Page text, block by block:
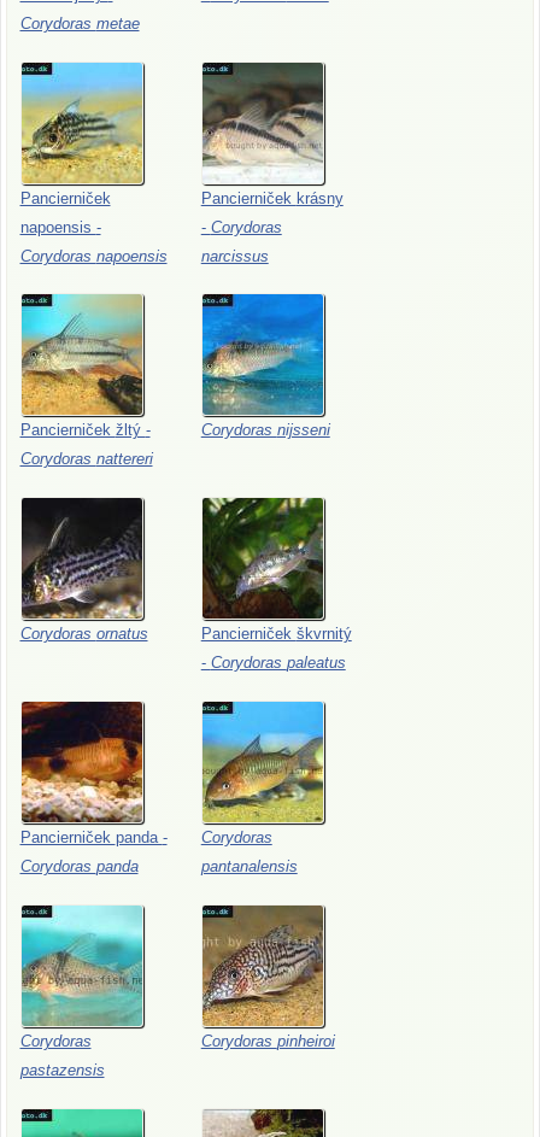
Corydoras metae
Pancierniček
napoensis -
Corydoras napoensis
Pancierniček krásny
- Corydoras
narcissus
Pancierniček žltý -
Corydoras nattereri
Corydoras nijsseni
Corydoras ornatus Pancierniček škvrnitý
- Corydoras paleatus
Pancierniček panda -
Corydoras panda
Corydoras
pantanalensis
Corydoras
pastazensis
Corydoras pinheiroi